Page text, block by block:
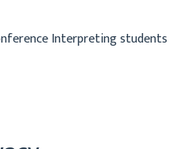
Interpreting students